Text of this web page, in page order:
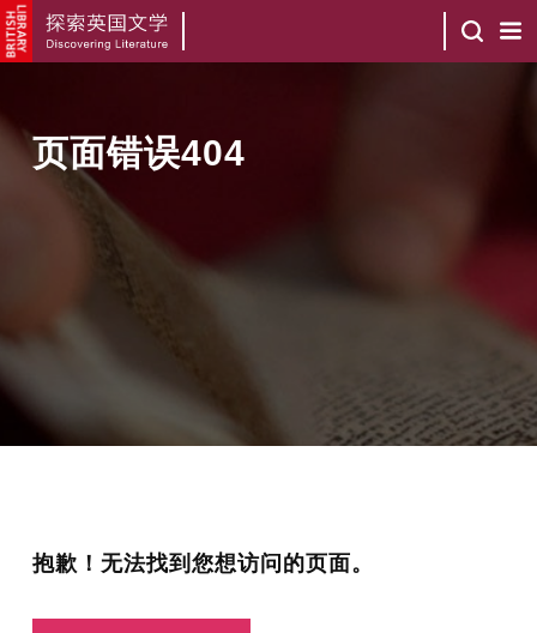
页面错误404
抱歉！无法找到您想访问的页面。